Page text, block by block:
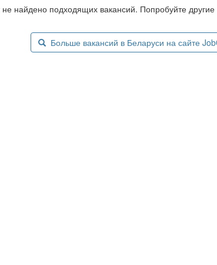
найдено подходящих вакансий. Попробуйте
Больше вакансий в Беларуси на сайте